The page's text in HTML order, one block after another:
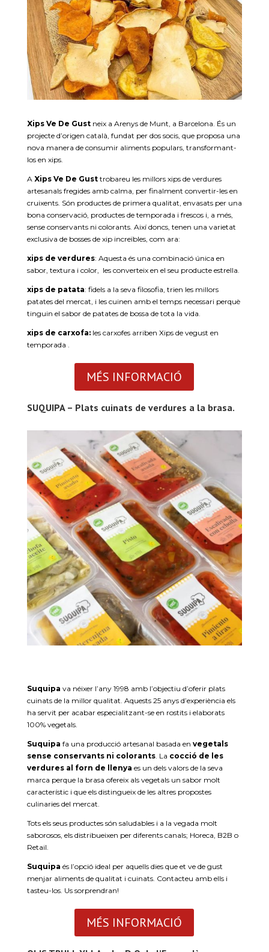
Xips Ve De Gustneix a Arenys de Munt, a Barcelona. És un
projecte d’origen català, fundat per dos socis, que proposa una
nova manera de consumir aliments populars, transformant-
los en xips.
A Xips Ve De Gusttrobareu les millors xips de verdures
artesanals fregides amb calma, per finalment convertir-les en
cruixents. Són productes de primera qualitat, envasats per una
bona conservació, productes de temporada i frescos i, a més,
sense conservants ni colorants. Així doncs, tenen una varietat
exclusiva de bosses de xip increïbles, com ara:
xipsde verdures: Aquesta és una combinació única en
sabor, textura i color, les converteix en el seu producte estrella.
xipsde patata: fidels a la seva filosofia, trien les millors
patates del mercat, i les cuinen amb el temps necessari perquè
tinguin el sabor de patates de bossa de tota la vida.
xipsde carxofa:les carxofes arriben Xips de vegust en
temporada .
MÉS INFORMACIÓ
SUQUIPA – Plats cuinats de verdures a la brasa.
Suquipa va néixer l’any 1998 amb l’objectiu d’oferir plats
cuinats de la millor qualitat. Aquests 25 anys d’experiència els
ha servit per acabar especialitzant-se en rostits i elaborats
100% vegetals.
Suquipa fa una producció artesanal basada en vegetals
sense conservants ni colorants. La cocció de les
verdures al forn de llenya es un dels valors de la seva
marca perque la brasa ofereix als vegetals un sabor molt
característic i que els distingueix de les altres propostes
culinaries del mercat.
Tots els seus productes són saludables i a la vegada molt
saborosos, els distribueixen per diferents canals; Horeca, B2B o
Retail.
Suquipa és l’opció ideal per aquells dies que et ve de gust
menjar aliments de qualitat i cuinats. Contacteu amb ells i
tasteu-los. Us sorprendran!
MÉS INFORMACIÓ